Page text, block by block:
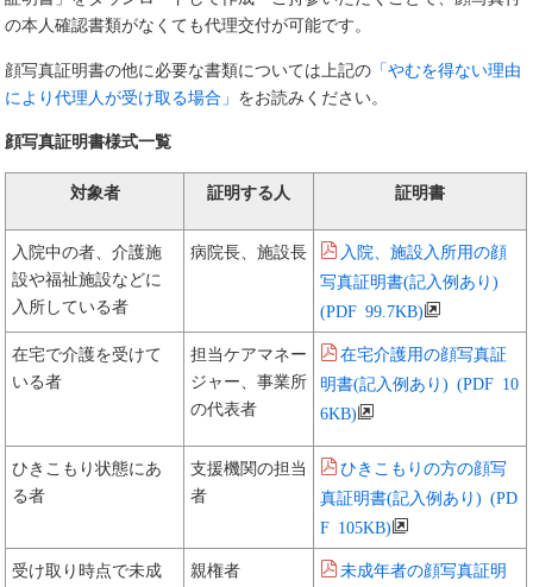
の本人確認書類がなくても代理交付が可能です。
顔写真証明書の他に必要な書類については上記の 「やむを得ない理由
により代理人が受け取る場合」 をお読みください。
顔写真証明書様式一覧
対象者 証明する人 証明書
入院中の者、介護施
設や福祉施設などに
入所している者
病院長、施設長
入院、施設入所用の顔
写真証明書(記入例あり)
(PDF 99.7KB)
在宅で介護を受けて
いる者
担当ケアマネー
ジャー、事業所
の代表者
在宅介護用の顔写真証
明書(記入例あり) (PDF 10
6KB)
ひきこもり状態にあ
る者
支援機関の担当
者
ひきこもりの方の顔写
真証明書(記入例あり) (PD
F 105KB)
受け取り時点で未成
親権者
未成年者の顔写真証明